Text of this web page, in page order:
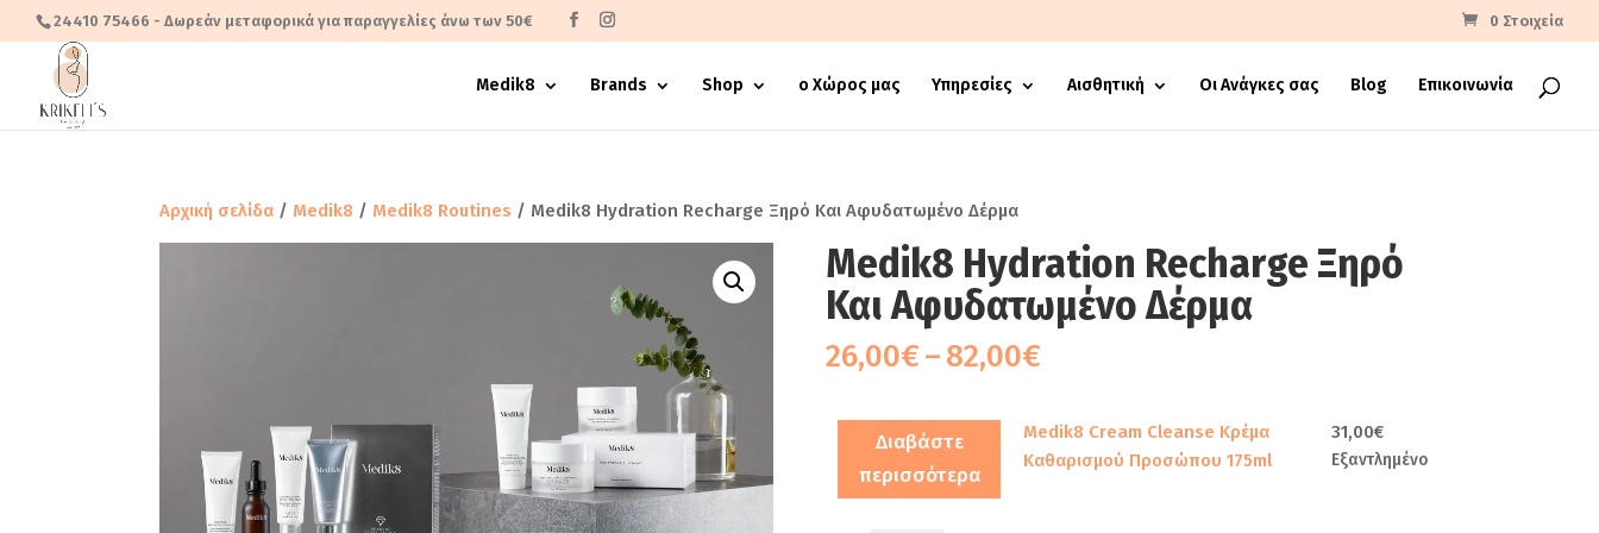
24410 75466 - Δωρεάν μεταφορικά για παραγγελίες άνω των 50€ 0 Στοιχεία
Medik8 Brands Shop ο Χώρος μας Υπηρεσίες Αισθητική Οι Ανάγκες σας Blog Επικοινωνία
Αρχική σελίδα / Medik8 / Medik8 Routines / Medik8 Ηydration Recharge Ξηρό Και Αφυδατωμένο Δέρμα
Medik8 Ηydration Recharge Ξηρό
Και Αφυδατωμένο Δέρμα
26,00€–82,00€Price
through
82,00€
Διαβάστε
περισσότερα
Medik8 Cream Cleanse Κρέμα
Καθαρισμού Προσώπου 175ml
31,00€
Εξαντλημένο